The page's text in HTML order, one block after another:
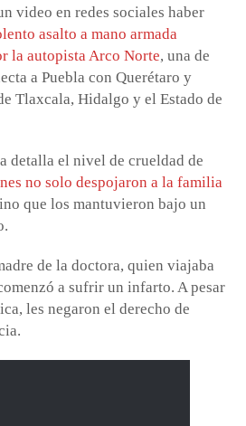
video en redes sociales haber
asalto a mano armada
la autopista Arco Norte, una de
a Puebla con Querétaro y
Tlaxcala, Hidalgo y el Estado de
detalla el nivel de crueldad de
no solo despojaron a la familia
que los mantuvieron bajo un
de la doctora, quien viajaba
a sufrir un infarto. A pesar
les negaron el derecho de